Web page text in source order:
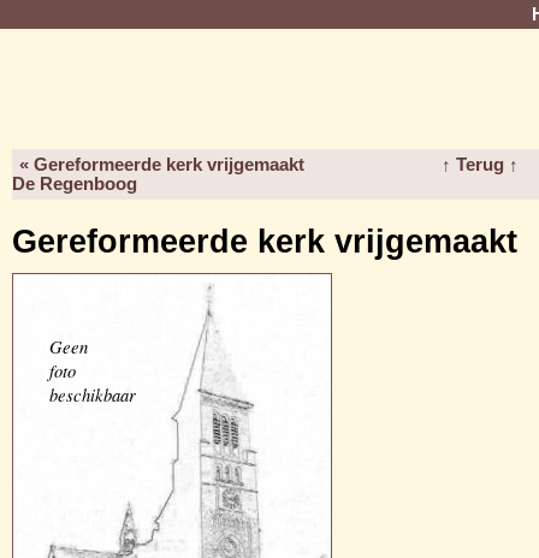
« Gereformeerde kerk vrijgemaakt
De Regenboog
↑ Terug ↑
Gereformeerde kerk vrijgemaakt
Geen
foto
beschikbaar